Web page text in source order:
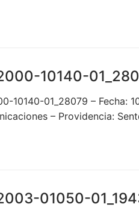
10140-
10140-01_28079 – Fecha:
– Providencia:
01050-